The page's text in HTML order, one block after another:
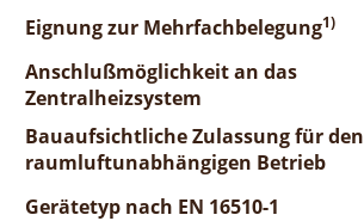
Eignung zur Mehrfachbelegung1)
Anschlußmöglichkeit an das
Zentralheizsystem
Bauaufsichtliche Zulassung für den
raumluftunabhängigen Betrieb
Gerätetyp nach EN 16510-1